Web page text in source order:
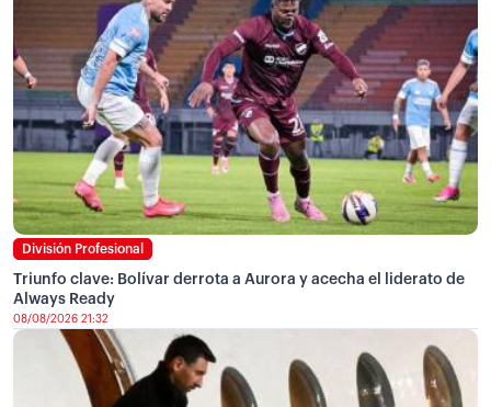
División Profesional
Triunfo clave: Bolívar derrota a Aurora y acecha el liderato de
Always Ready
08/08/2026 21:32